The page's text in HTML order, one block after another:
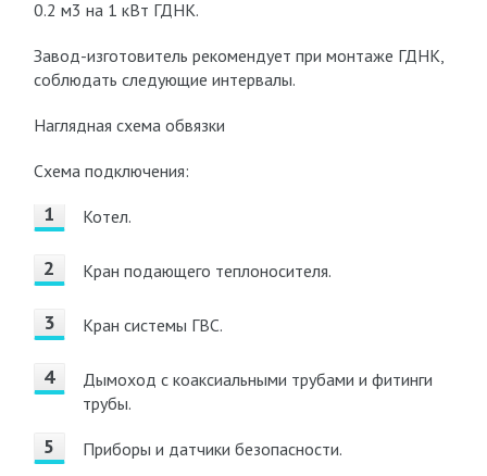
0.2 м3 на 1 кВт ГДНК.
Завод-изготовитель рекомендует при монтаже ГДНК,
соблюдать следующие интервалы.
Наглядная схема обвязки
Схема подключения:
Котел.
Кран подающего теплоносителя.
Кран системы ГВС.
Дымоход с коаксиальными трубами и фитинги
трубы.
Приборы и датчики безопасности.